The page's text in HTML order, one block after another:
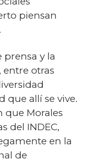
piensan
prensa y la
entre otras
que allí se vive.
que Morales
del INDEC,
en la
de